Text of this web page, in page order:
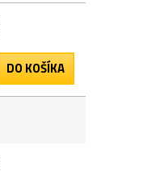
DO KOŠÍKA